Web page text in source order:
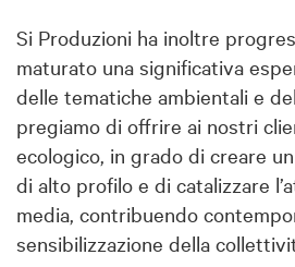
Si Produzioni ha inoltre
maturato una significativa
delle tematiche ambientali e
pregiamo di offrire ai nostri
ecologico, in grado di creare
di alto profilo e di catalizzare
media, contribuendo
sensibilizzazione della